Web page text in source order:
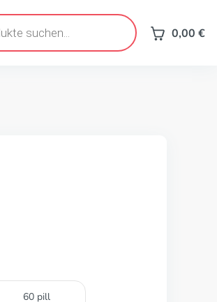
0,00 €
60 pill